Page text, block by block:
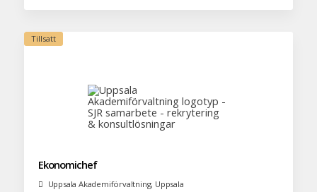
Ekonomichef
Uppsala Akademiförvaltning, Uppsala